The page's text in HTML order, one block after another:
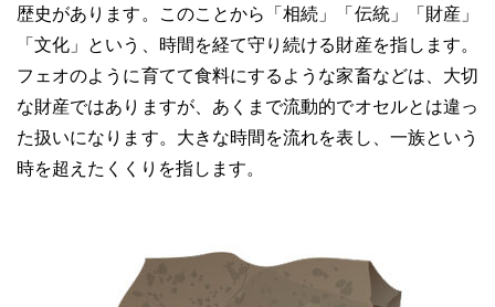
歴史があります。このことから「相続」「伝統」「財産」
「文化」という、時間を経て守り続ける財産を指します。
フェオのように育てて食料にするような家畜などは、大切
な財産ではありますが、あくまで流動的でオセルとは違っ
た扱いになります。大きな時間を流れを表し、一族という
時を超えたくくりを指します。